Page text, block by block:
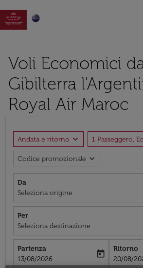

Voli Economici
Gibilterra
Royal Air Maroc
Andata e ritorno expand_more 1 Passeggero,
Codice promozionale expand_more
Da
Seleziona origine
Per
Seleziona destinazione
Partenza
fc-booking-departure-date-aria-label
13/08/2026
today
Ritorno
fc-
20/08/